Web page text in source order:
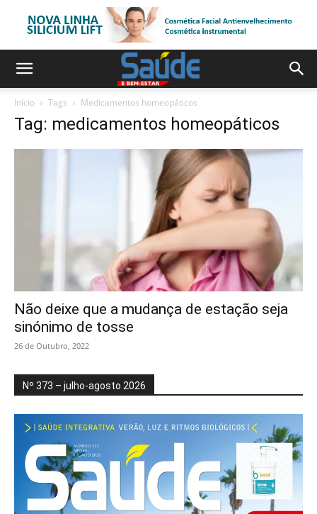
Início Tags Medicamentos homeopáticos
Tag: medicamentos homeopáticos
Não deixe que a mudança de estação seja
sinónimo de tosse
26 de Outubro, 2022
Nº 373 – julho-agosto 2026